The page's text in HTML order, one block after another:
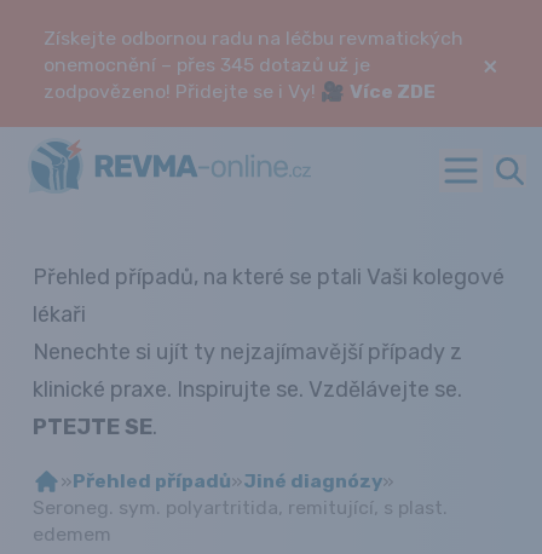
Získejte odbornou radu na léčbu revmatických
onemocnění – přes 345 dotazů už je
zodpovězeno! Přidejte se i Vy! 🎥 Více ZDE
×
Přehled případů, na které se ptali Vaši kolegové
lékaři
Nenechte si ujít ty nejzajímavější případy z
klinické praxe. Inspirujte se. Vzdělávejte se.
PTEJTE SE.
»Přehled případů»Jiné diagnózy»
Seroneg. sym. polyartritida, remitující, s plast.
edemem